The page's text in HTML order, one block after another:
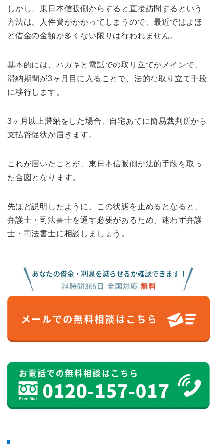
しかし、東日本信販側からすると直接訪問するという
方法は、人件費がかかってしまうので、最近ではよほ
ど借金の金額が多くない限りは行われません。
基本的には、ハガキと電話での取り立てがメインで、
滞納期間が3ヶ月目に入ることで、法的な取り立て手段
に移行します。
3ヶ月以上滞納をした場合、自宅あてに簡易裁判所から
支払督促状が届きます。
これが届いたことが、東日本信販側が法的手段を取っ
た合図となります。
先ほど説明したように、この状態を止めるとなると、
弁護士・司法書士を通す必要があるため、迷わず弁護
士・司法書士に相談しましょう。